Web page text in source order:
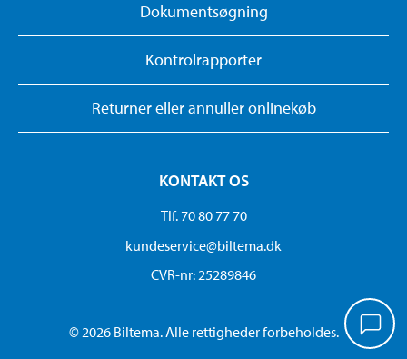
Dokumentsøgning
Kontrolrapporter
Returner eller annuller onlinekøb
KONTAKT OS
Tlf. 70 80 77 70
kundeservice@biltema.dk
CVR-nr: 25289846
© 2026 Biltema. Alle rettigheder forbeholdes.